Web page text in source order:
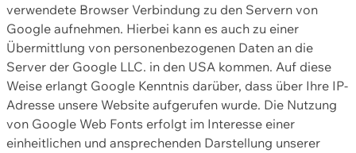
verwendete Browser Verbindung zu den Servern von
Google aufnehmen. Hierbei kann es auch zu einer
Übermittlung von personenbezogenen Daten an die
Server der Google LLC. in den USA kommen. Auf diese
Weise erlangt Google Kenntnis darüber, dass über Ihre IP-
Adresse unsere Website aufgerufen wurde. Die Nutzung
von Google Web Fonts erfolgt im Interesse einer
einheitlichen und ansprechenden Darstellung unserer